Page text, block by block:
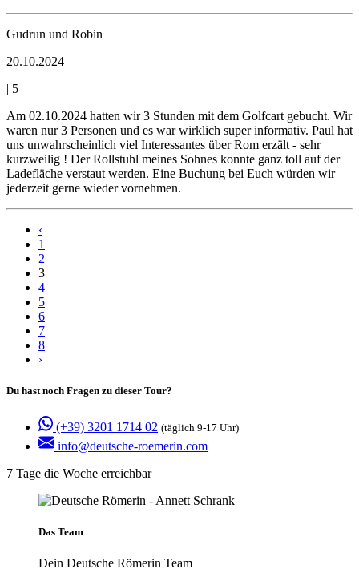
Gudrun und Robin
20.10.2024
| 5
Am 02.10.2024 hatten wir 3 Stunden mit dem Golfcart gebucht. Wir
waren nur 3 Personen und es war wirklich super informativ. Paul hat
uns unwahrscheinlich viel Interessantes über Rom erzält - sehr
kurzweilig ! Der Rollstuhl meines Sohnes konnte ganz toll auf der
Ladefläche verstaut werden. Eine Buchung bei Euch würden wir
jederzeit gerne wieder vornehmen.
‹
1
2
3
4
5
6
7
8
›
Du hast noch Fragen zu dieser Tour?
(+39) 3201 1714 02 (täglich 9-17 Uhr)
info@deutsche-roemerin.com
7 Tage die Woche erreichbar
Das Team
Dein Deutsche Römerin Team